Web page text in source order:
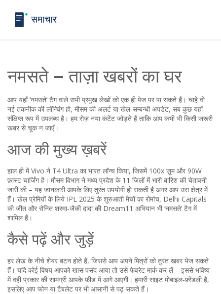
नमसते – ताज़ा खबरों का घर
आप यहाँ ‘नमसते’ टैग वाले सभी प्रमुख लेखों को एक ही पेज पर पा सकते हैं। चाहे वो
नई तकनीक की लॉन्चिंग हो, मौसम की अलर्ट या खेल‑सम्बन्धी अपडेट, सब कुछ यहाँ
संक्षिप्त रूप में उपलब्ध है। हम रोज़ नया कंटेंट जोड़ते हैं ताकि आप कभी भी किसी जरूरी
खबर से चूक न जाएँ।
आज की मुख्य ख़बरें
हाल ही में Vivo ने T4 Ultra का भारत लॉन्च किया, जिसमें 100x ज़ूम और 90W
फ़ास्ट चार्जिंग है। मौसम विभाग ने मध्य प्रदेश के 11 जिलों में भारी बारिश की चेतावनी
जारी की – यह जानकारी आपके लिए तुरंत उपयोगी हो सकती है अगर आप उस क्षेत्र में
हैं। खेल प्रेमियों के लिये IPL 2025 के शुरुआती मैचों का रोमांच, Delhi Capitals
की जीत और रोनित शरमा‑जैकी दादा की Dream11 अभियान भी ‘नमसते’ टैग में
शामिल हैं।
कैसे पढ़ें और जुड़ें
हर लेख के नीचे शेयर बटन होते हैं, जिससे आप अपने मित्रों को तुरंत खबर भेज सकते
हैं। यदि कोई विषय आपको खास पसंद आया तो उसे फेवरेट मार्क कर लें – इससे भविष्य
में वही प्रकार की सामग्री आपके फ़ीड में आगे आएगी। हमारी साइट मोबाइल‑फ़्रेंडली है,
इसलिए आप फोन या टैबलेट पर भी आसानी से पढ़ सकते हैं।